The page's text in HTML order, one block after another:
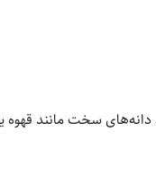
دانه‌های سخت مانند